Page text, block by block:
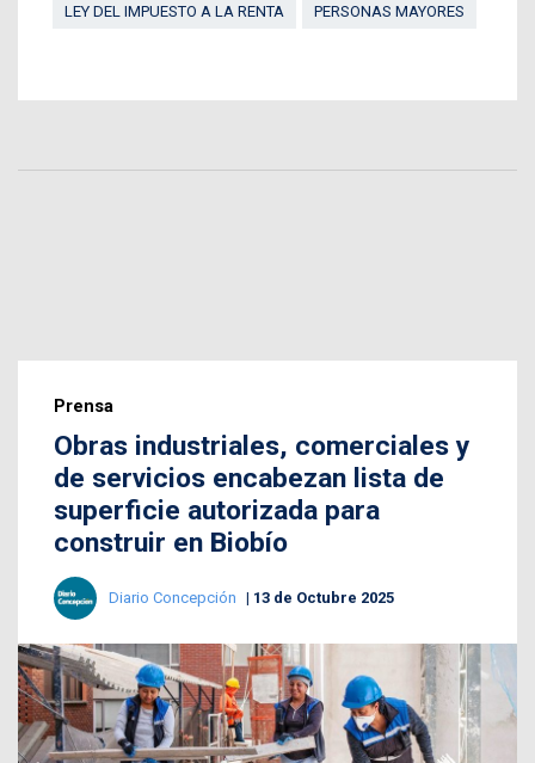
LEY DEL IMPUESTO A LA RENTA PERSONAS MAYORES
Prensa
Obras industriales, comerciales y
de servicios encabezan lista de
superficie autorizada para
construir en Biobío
Diario Concepción 13 de Octubre 2025